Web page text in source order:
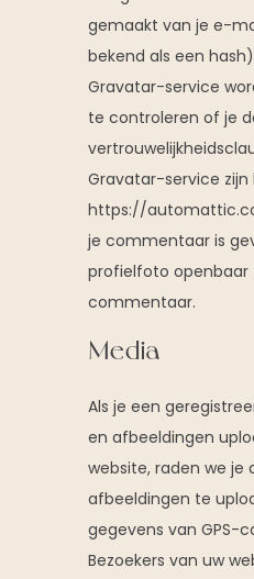
gemaakt van je e-
bekend als een
Gravatar-service
te controleren of je
Gravatar-service zijn
https://
je commentaar is
profielfoto openbaar
commentaar.
Media
Als je een
en afbeeldingen
website, raden we je
afbeeldingen te
gegevens van GPS-
Bezoekers van uw